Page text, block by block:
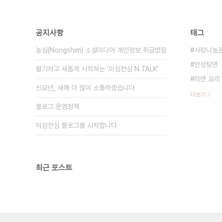
공지사항
농심(Nongshim) 소셜미디어 개인정보 취급방침
활기차고 새롭게 시작하는 '이심전심 N TALK'
신묘년, 새해 더 많이 소통하겠습니다
블로그 운영정책
이심전심 블로그를 시작합니다
최근 포스트
태그
사랑나눔
안성탕면
라면 요리
더보기